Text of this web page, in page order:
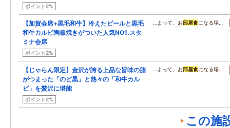
ポイント2%
【加賀会席+黒毛和牛】冷えたビールと黒毛
和牛カルビ陶板焼きがついた人気NO1.スタ
ミナ会席
ポイント2%
…よって、お部屋食になる場…
【じゃらん限定】金沢が誇る上品な旨味の脂
がつまった「のど黒」と熱々の「和牛カル
ビ」を贅沢に堪能
ポイント2%
…よって、お部屋食になる場…
この施